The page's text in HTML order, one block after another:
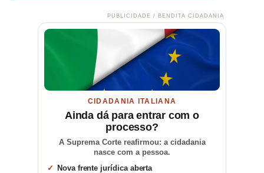
PUBLICIDADE / BENDITA CIDADANIA
CIDADANIA ITALIANA
Ainda dá para entrar com o
processo?
A Suprema Corte reafirmou: a cidadania
nasce com a pessoa.
Nova frente jurídica aberta